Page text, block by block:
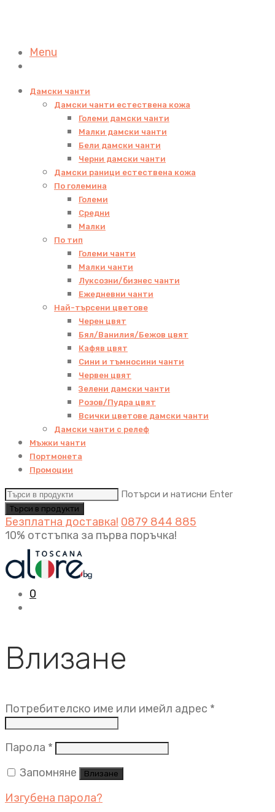
Menu
Дамски чанти
Дамски чанти естествена кожа
Големи дамски чанти
Малки дамски чанти
Бели дамски чанти
Черни дамски чанти
Дамски раници естествена кожа
По големина
Големи
Средни
Малки
По тип
Големи чанти
Малки чанти
Луксозни/бизнес чанти
Ежедневни чанти
Най-търсени цветове
Черен цвят
Бял/Ванилия/Бежов цвят
Кафяв цвят
Сини и тъмносини чанти
Червен цвят
Зелени дамски чанти
Розов/Пудра цвят
Всички цветове дамски чанти
Дамски чанти с релеф
Мъжки чанти
Портмонета
Промоции
Потърси и натисни Enter
Безплатна доставка! 0879 844 885
10% отстъпка за първа поръчка!
0
Влизане
Потребителско име или имейл адрес *
Парола * Задължително
Запомняне
Влизане
Изгубена парола?